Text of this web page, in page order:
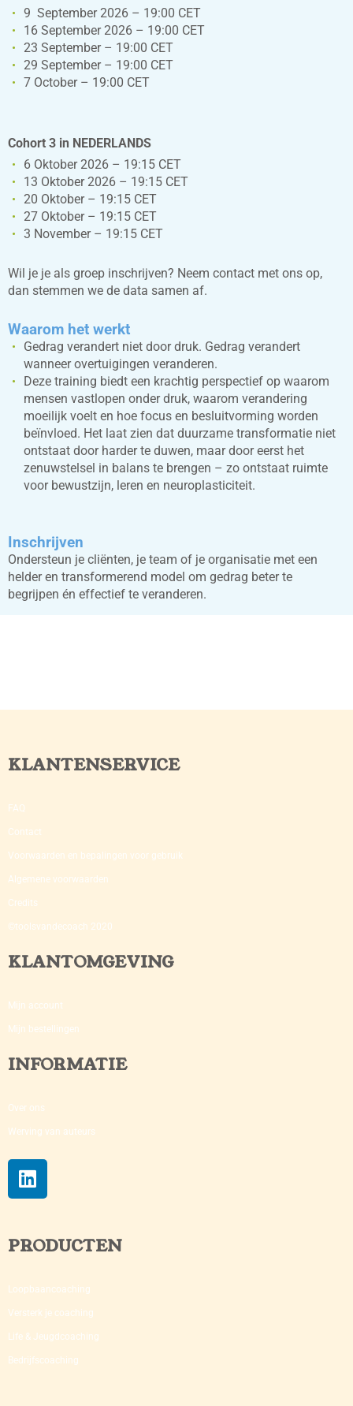
9 September 2026 – 19:00 CET
16 September 2026 – 19:00 CET
23 September – 19:00 CET
29 September – 19:00 CET
7 October – 19:00 CET
Cohort 3 in NEDERLANDS
6 Oktober 2026 – 19:15 CET
13 Oktober 2026 – 19:15 CET
20 Oktober – 19:15 CET
27 Oktober – 19:15 CET
3 November – 19:15 CET
Wil je je als groep inschrijven? Neem contact met ons op,
dan stemmen we de data samen af.
Waarom het werkt
Gedrag verandert niet door druk. Gedrag verandert
wanneer overtuigingen veranderen.
Deze training biedt een krachtig perspectief op waarom
mensen vastlopen onder druk, waarom verandering
moeilijk voelt en hoe focus en besluitvorming worden
beïnvloed. Het laat zien dat duurzame transformatie niet
ontstaat door harder te duwen, maar door eerst het
zenuwstelsel in balans te brengen – zo ontstaat ruimte
voor bewustzijn, leren en neuroplasticiteit.
Inschrijven
Ondersteun je cliënten, je team of je organisatie met een
helder en transformerend model om gedrag beter te
begrijpen én effectief te veranderen.
KLANTENSERVICE
FAQ
Contact
Voorwaarden en bepalingen voor gebruik
Algemene voorwaarden
Credits
©toolsvandecoach 2020
KLANTOMGEVING
Mijn account
Mijn bestellingen
INFORMATIE
Over ons
Werving van auteurs
PRODUCTEN
Loopbaancoaching
Versterk je coaching​
Life & Jeugdcoaching
Bedrijfscoaching​